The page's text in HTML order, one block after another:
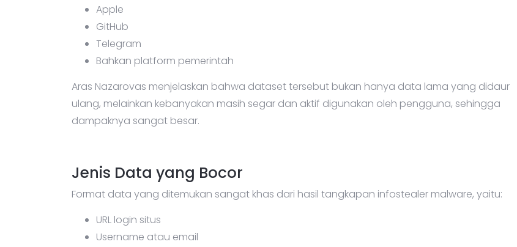
Apple
GitHub
Telegram
Bahkan platform pemerintah
Aras Nazarovas menjelaskan bahwa dataset tersebut bukan hanya data lama yang didaur
ulang, melainkan kebanyakan masih segar dan aktif digunakan oleh pengguna, sehingga
dampaknya sangat besar.
Jenis Data yang Bocor
Format data yang ditemukan sangat khas dari hasil tangkapan infostealer malware, yaitu:
URL login situs
Username atau email